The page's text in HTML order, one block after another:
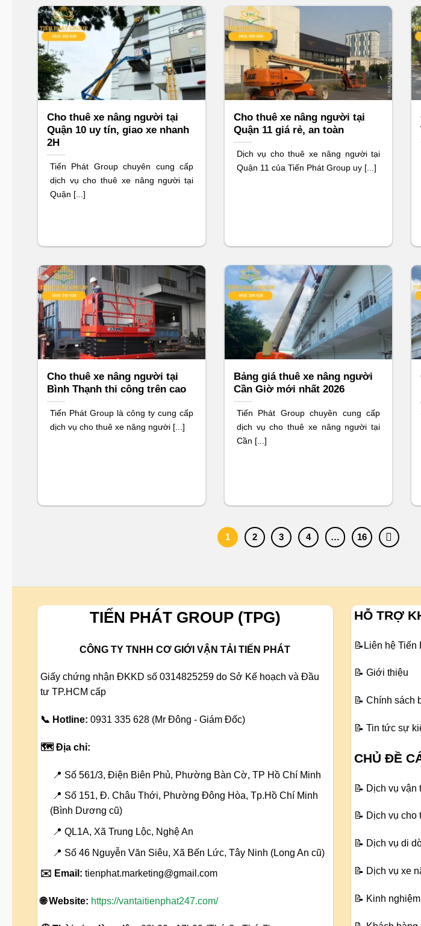
Cho thuê xe nâng người tại
Quận 10 uy tín, giao xe nhanh
2H
Tiến Phát Group chuyên cung cấp
dịch vụ cho thuê xe nâng người tại
Quận [...]
Cho thuê xe nâng người tại
Quận 11 giá rẻ, an toàn
Dịch vụ cho thuê xe nâng người tại
Quận 11 của Tiến Phát Group uy [...]
Cho thuê xe nâng người tại
Bình Thạnh thi công trên cao
Tiến Phát Group là công ty cung cấp
dịch vụ cho thuê xe nâng người [...]
Bảng giá thuê xe nâng người
Cần Giờ mới nhất 2026
Tiến Phát Group chuyên cung cấp
dịch vụ cho thuê xe nâng người tại
Cần [...]
1 2 3 4 … 16
TIẾN PHÁT GROUP (TPG)
CÔNG TY TNHH CƠ GIỚI VẬN TẢI TIẾN PHÁT
Giấy chứng nhận ĐKKD số 0314825259 do Sở Kế hoạch và Đầu
tư TP.HCM cấp
📞 Hotline: 0931 335 628 (Mr Đông - Giám Đốc)
🗺️ Địa chỉ:
📍 Số 561/3, Điện Biên Phủ, Phường Bàn Cờ, TP Hồ Chí Minh
📍 Số 151, Đ. Châu Thới, Phường Đông Hòa, Tp.Hồ Chí Minh
(Bình Dương cũ)
📍 QL1A, Xã Trung Lộc, Nghệ An
📍 Số 46 Nguyễn Văn Siêu, Xã Bến Lức, Tây Ninh (Long An cũ)
✉️ Email: tienphat.marketing@gmail.com
🌐 Website: https://vantaitienphat247.com/
HỖ TRỢ
📝 Liên hệ Tiến
📝 Giới thiệu
📝 Chính sách
📝 Tin tức sự
CHỦ ĐỀ
📝 Dịch vụ vận
📝 Dịch vụ cho
📝 Dịch vụ di
📝 Dịch vụ xe
📝 Kinh